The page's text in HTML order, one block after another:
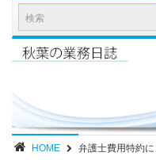
HOME
お知らせと業務日誌
- 後遺障害等級認定実
- 後遺障害等級認定実
HOME 弁護士費用特約